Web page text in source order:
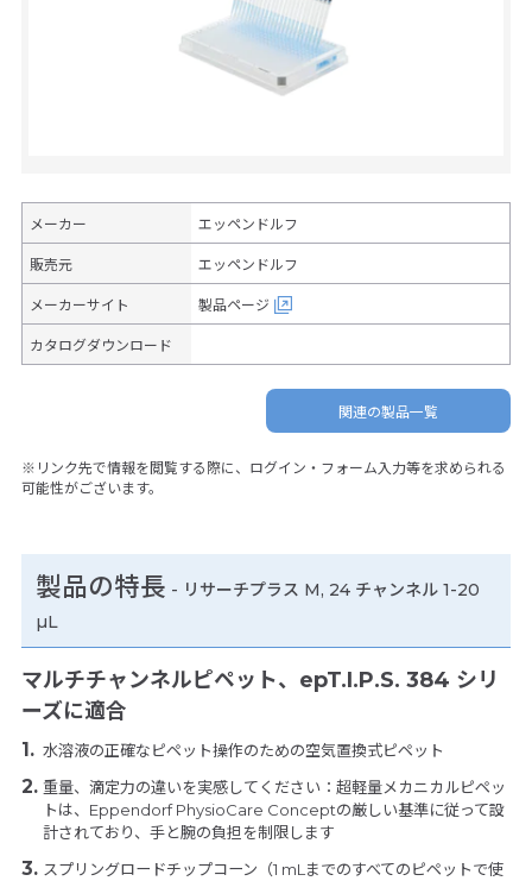
メーカー エッペンドルフ
販売元 エッペンドルフ
メーカーサイト 製品ページ
カタログダウンロード
関連の製品一覧
※リンク先で情報を閲覧する際に、ログイン・フォーム入力等を求められる
可能性がございます。
製品の特長 - リサーチプラス M, 24 チャンネル 1-20
µL
マルチチャンネルピペット、epT.I.P.S. 384 シリ
ーズに適合
水溶液の正確なピペット操作のための空気置換式ピペット
重量、滴定力の違いを実感してください：超軽量メカニカルピペッ
トは、Eppendorf PhysioCare Conceptの厳しい基準に従って設
計されており、手と腕の負担を制限します
スプリングロードチップコーン（1 mLまでのすべてのピペットで使